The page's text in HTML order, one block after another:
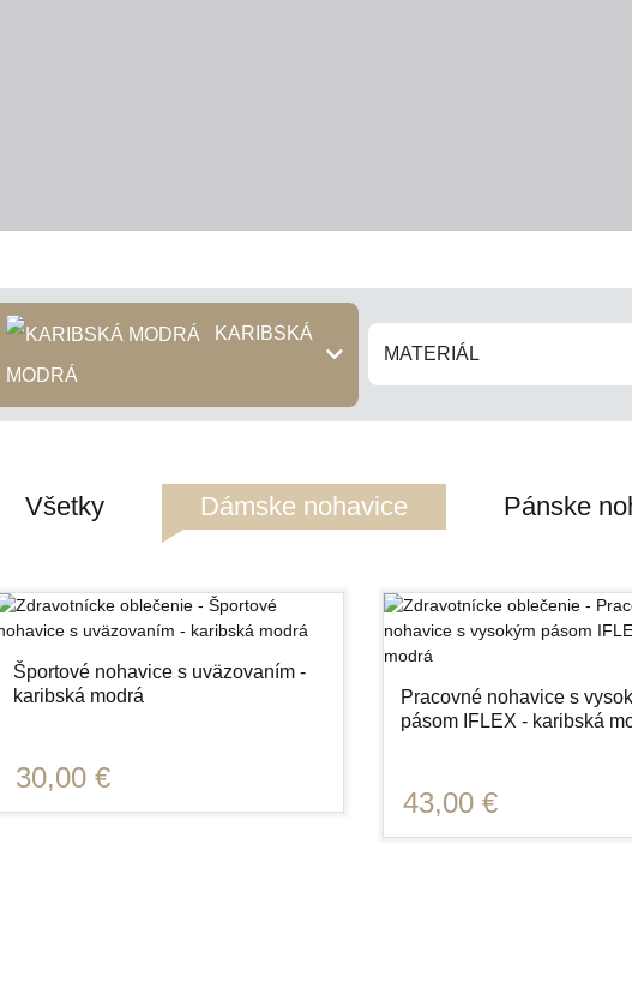
MODRÁ
MATERIÁL
Všetky Dámske nohavice Pánske
Športové nohavice s uväzovaním -
karibská modrá
30,00 €
Pracovné nohavice s
pásom IFLEX - karibská
43,00 €